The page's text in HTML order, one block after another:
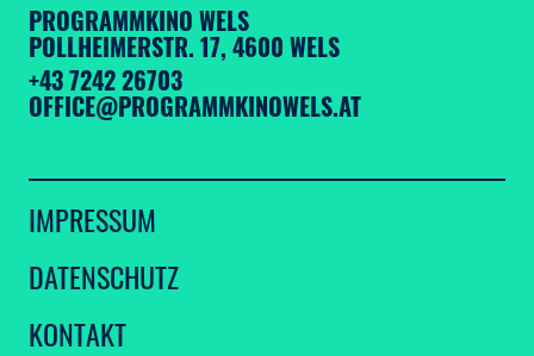
PROGRAMMKINO WELS
POLLHEIMERSTR. 17, 4600 WELS
+43 7242 26703
OFFICE@PROGRAMMKINOWELS.AT
IMPRESSUM
DATENSCHUTZ
KONTAKT